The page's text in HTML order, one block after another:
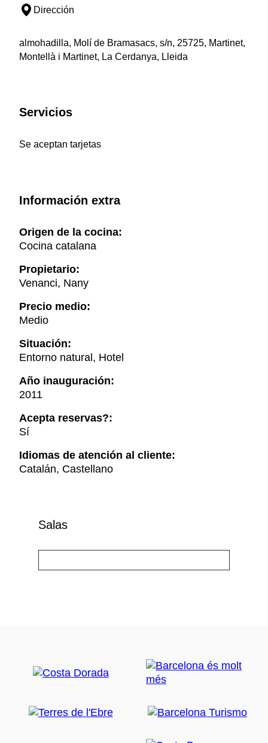
Dirección
almohadilla, Molí de Bramasacs, s/n, 25725, Martinet,
Montellà i Martinet, La Cerdanya, Lleida
Servicios
Se aceptan tarjetas
Información extra
Origen de la cocina:
Cocina catalana
Propietario:
Venanci, Nany
Precio medio:
Medio
Situación:
Entorno natural, Hotel
Año inauguración:
2011
Acepta reservas?:
Sí
Idiomas de atención al cliente:
Catalán, Castellano
Salas